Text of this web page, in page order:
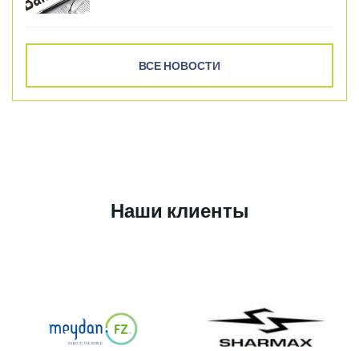
ВСЕ НОВОСТИ
Наши клиенты